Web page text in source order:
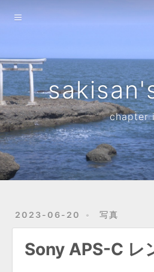
chapter
2023-06-20 写真
Sony APS-C レ
Home